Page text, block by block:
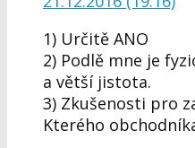
1) Určitě ANO
2) Podlě mne je
a větší jistota.
3) Zkušenosti pro
Kterého